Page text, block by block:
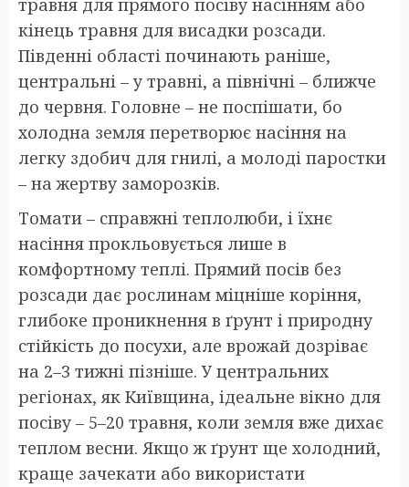
травня для прямого посіву насінням або
кінець травня для висадки розсади.
Південні області починають раніше,
центральні – у травні, а північні – ближче
до червня. Головне – не поспішати, бо
холодна земля перетворює насіння на
легку здобич для гнилі, а молоді паростки
– на жертву заморозків.
Томати – справжні теплолюби, і їхнє
насіння прокльовується лише в
комфортному теплі. Прямий посів без
розсади дає рослинам міцніше коріння,
глибоке проникнення в ґрунт і природну
стійкість до посухи, але врожай дозріває
на 2–3 тижні пізніше. У центральних
регіонах, як Київщина, ідеальне вікно для
посіву – 5–20 травня, коли земля вже дихає
теплом весни. Якщо ж ґрунт ще холодний,
краще зачекати або використати